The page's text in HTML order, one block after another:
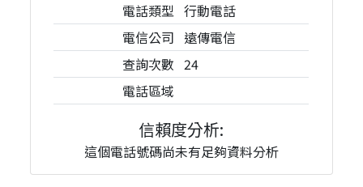
電話類型 行動電話
電信公司 遠傳電信
查詢次數 24
電話區域
信賴度分析:
這個電話號碼尚未有足夠資料分析